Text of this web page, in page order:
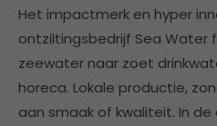
Het impactmerk en hyper
ontziltingsbedrijf Sea Water
zeewater naar zoet
horeca. Lokale productie,
aan smaak of kwaliteit. In